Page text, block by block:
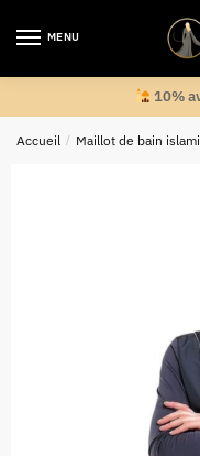
MENU
10%
Accueil / Maillot de bain